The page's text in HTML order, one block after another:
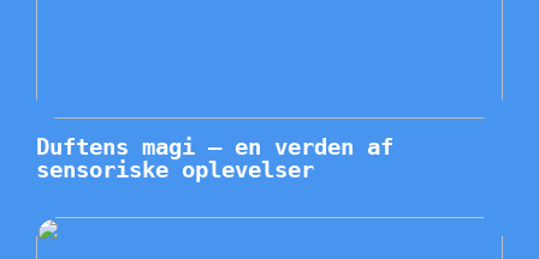
Duftens magi – en verden af
sensoriske oplevelser